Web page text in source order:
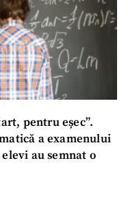
pentru eșec”.
a examenului
au semnat o